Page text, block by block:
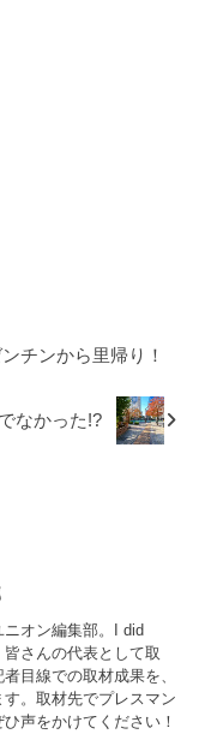
チンから里帰り！
なかった!?
オン編集部。I did
さんの代表として取
目線での取材成果を、
。取材先でプレスマン
声をかけてください！